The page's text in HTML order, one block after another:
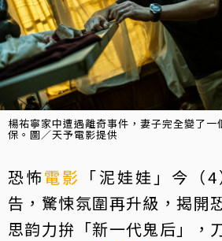
楊祐寧家中遭遇離奇事件，妻子完全變了一
保。圖／天予電影提供
恐怖電影 「泥娃娃」今（
告，驚悚氛圍再升級，揭開
思韵力拚「新一代鬼后」，